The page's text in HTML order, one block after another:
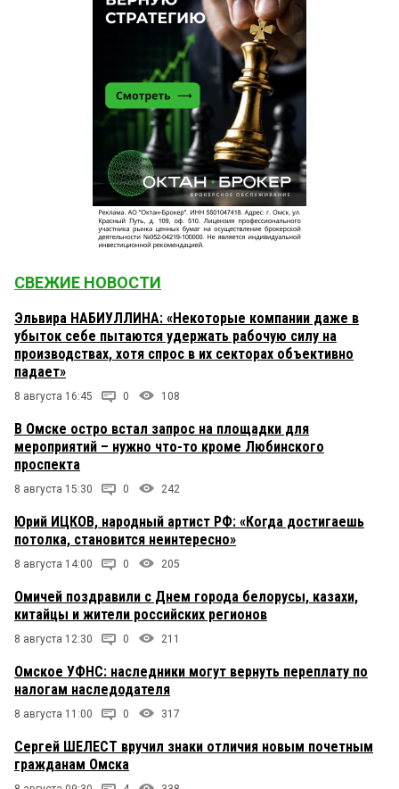
СВЕЖИЕ НОВОСТИ
Эльвира НАБИУЛЛИНА: «Некоторые компании даже в
убыток себе пытаются удержать рабочую силу на
производствах, хотя спрос в их секторах объективно
падает»
8 августа 16:45 0 108
В Омске остро встал запрос на площадки для
мероприятий – нужно что-то кроме Любинского
проспекта
8 августа 15:30 0 242
Юрий ИЦКОВ, народный артист РФ: «Когда достигаешь
потолка, становится неинтересно»
8 августа 14:00 0 205
Омичей поздравили с Днем города белорусы, казахи,
китайцы и жители российских регионов
8 августа 12:30 0 211
Омское УФНС: наследники могут вернуть переплату по
налогам наследодателя
8 августа 11:00 0 317
Сергей ШЕЛЕСТ вручил знаки отличия новым почетным
гражданам Омска